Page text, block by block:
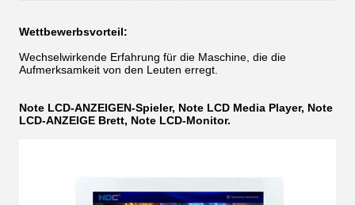
Wettbewerbsvorteil:
Wechselwirkende Erfahrung für die Maschine, die die
Aufmerksamkeit von den Leuten erregt.
Note LCD-ANZEIGEN-Spieler, Note LCD Media Player, Note
LCD-ANZEIGE Brett, Note LCD-Monitor.